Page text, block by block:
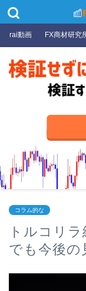
rai動画 FX商材研究
コラム的な
トルコリ
でも今後